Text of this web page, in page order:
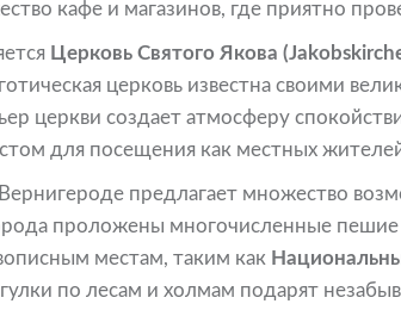
кафе и магазинов, где приятно
Церковь Святого Якова
церковь известна своими
церкви создает атмосферу
для посещения как местных
предлагает множество
проложены многочисленные
местам, таким как
по лесам и холмам подарят